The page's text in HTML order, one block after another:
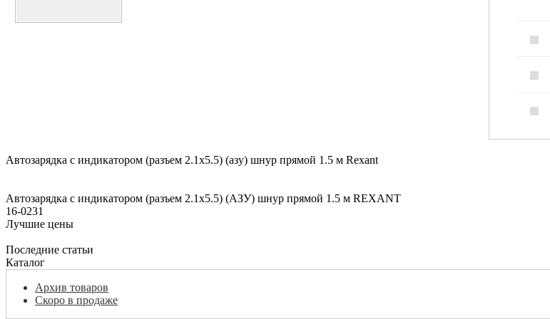
Автозарядка с индикатором (разъем 2.1х5.5) (азу) шнур прямой 1.5 м Rexant
Автозарядка с индикатором (разъем 2.1х5.5) (АЗУ) шнур прямой 1.5 м REXANT
16-0231
Лучшие цены
Последние статьи
Каталог
Архив товаров
Скоро в продаже